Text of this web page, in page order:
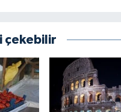
çekebilir